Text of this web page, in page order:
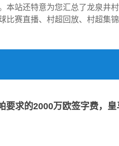
本站还特意为您汇总了龙泉井
比赛直播、村超回放、村超集
要求的2000万欧签字费，